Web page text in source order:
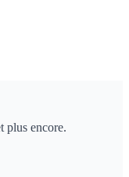
plus encore.